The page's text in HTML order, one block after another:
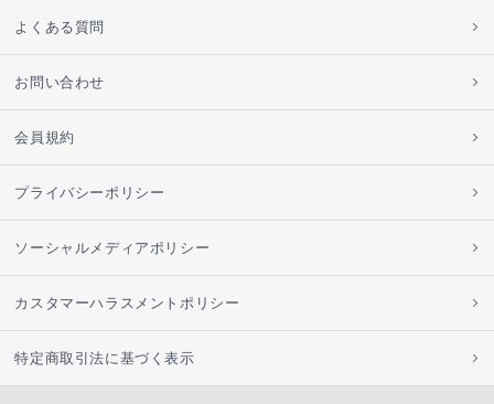
よくある質問
お問い合わせ
会員規約
プライバシーポリシー
ソーシャルメディアポリシー
カスタマーハラスメントポリシー
特定商取引法に基づく表示